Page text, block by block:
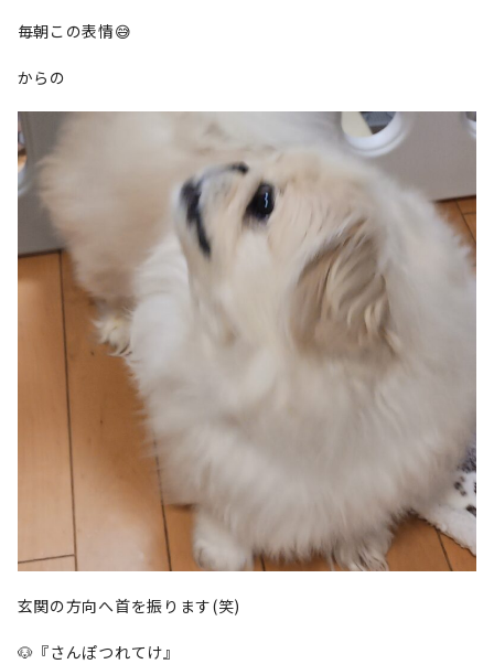
毎朝この表情😅
からの
玄関の方向へ首を振ります(笑)
🐶『さんぽつれてけ』